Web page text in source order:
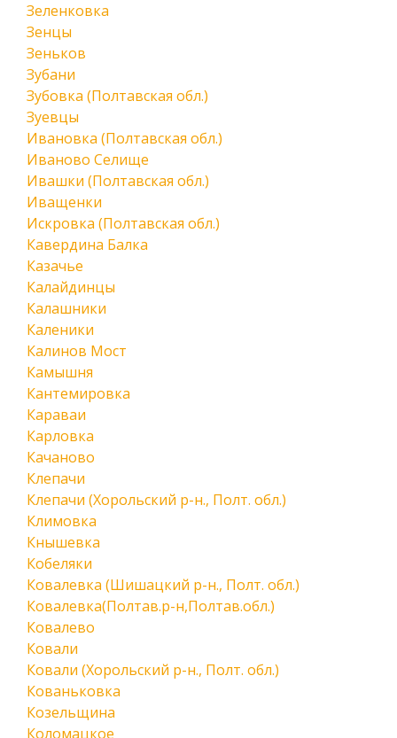
Зеленковка
Зенцы
Зеньков
Зубани
Зубовка (Полтавская обл.)
Зуевцы
Ивановка (Полтавская обл.)
Иваново Селище
Ивашки (Полтавская обл.)
Иващенки
Искровка (Полтавская обл.)
Кавердина Балка
Казачье
Калайдинцы
Калашники
Каленики
Калинов Мост
Камышня
Кантемировка
Караваи
Карловка
Качаново
Клепачи
Клепачи (Хорольский р-н., Полт. обл.)
Климовка
Кнышевка
Кобеляки
Ковалевка (Шишацкий р-н., Полт. обл.)
Ковалевка(Полтав.р-н,Полтав.обл.)
Ковалево
Ковали
Ковали (Хорольский р-н., Полт. обл.)
Кованьковка
Козельщина
Коломацкое